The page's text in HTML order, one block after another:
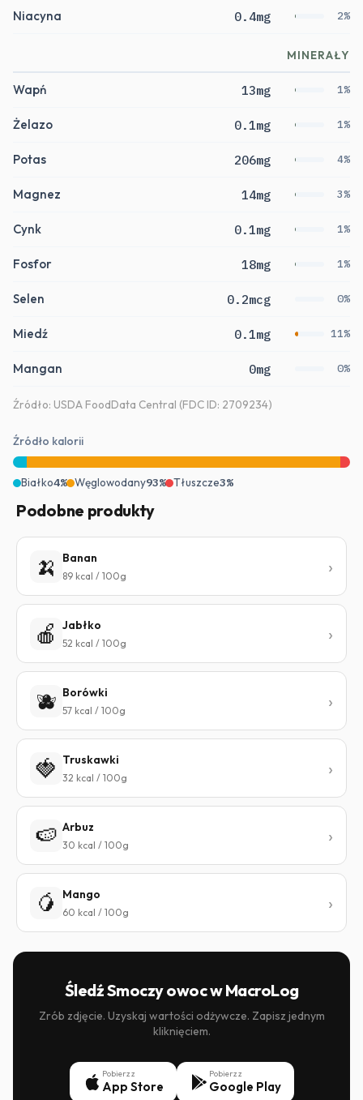
Niacyna 0.4mg 2%
MINERAŁY
Wapń 13mg 1%
Żelazo 0.1mg 1%
Potas 206mg 4%
Magnez 14mg 3%
Cynk 0.1mg 1%
Fosfor 18mg 1%
Selen 0.2mcg 0%
Miedź 0.1mg 11%
Mangan 0mg 0%
Źródło: USDA FoodData Central (FDC ID: 2709234)
Źródło kalorii
Białko4% Węglowodany93% Tłuszcze3%
Podobne produkty
🍌 Banan
89 kcal / 100g
🍎 Jabłko
52 kcal / 100g
🫐 Borówki
57 kcal / 100g
🍓 Truskawki
32 kcal / 100g
🍉 Arbuz
30 kcal / 100g
🥭 Mango
60 kcal / 100g
Śledź Smoczy owoc w MacroLog
Zrób zdjęcie. Uzyskaj wartości odżywcze. Zapisz jednym
kliknięciem.
Pobierz z
App Store
Pobierz z
Google Play